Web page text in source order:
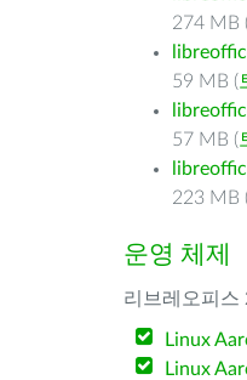
274 MB (
59 MB (
57 MB (
223 MB (
운영 체제
리브레오피스
Linux
Linux